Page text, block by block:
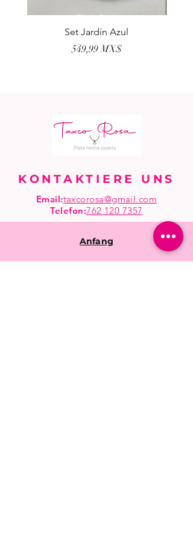
Set Jardín Azul
Preis
549,99 MX$
KONTAKTIERE UNS
Email:taxcorosa@gmail.com
Telefon:762 120 7357
Anfang